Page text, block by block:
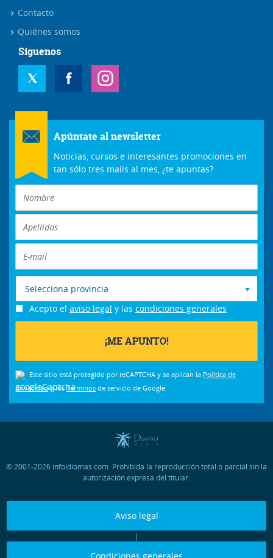
Contacto
Quiénes somos
Síguenos
Apúntate al newsletter
Noticias, cursos e interesantes promociones en
tan sólo tres mails al mes, ¿te apuntas?
Selecciona provincia
Acepto el aviso legal y las condiciones generales
Este sitio está protegido por reCAPTCHA y se aplican la Política de
privacidady losTérminos de servicio de Google.
© 2001-2026 infoidiomas.com. Prohibida la reproducción total o parcial sin la
autorización expresa del titular.
Aviso legal
|